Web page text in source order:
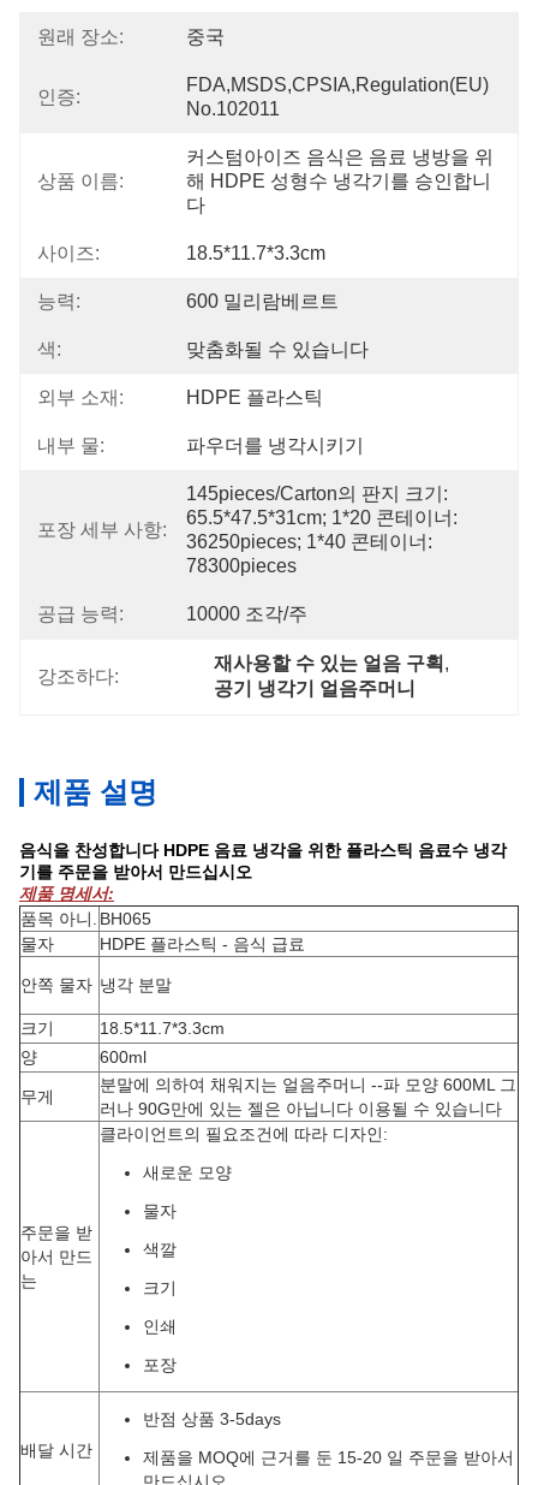
원래 장소: 중국
인증:
FDA,MSDS,CPSIA,Regulation(EU)
No.102011
상품 이름:
커스텀아이즈 음식은 음료 냉방을 위
해 HDPE 성형수 냉각기를 승인합니
다
사이즈: 18.5*11.7*3.3cm
능력: 600 밀리람베르트
색: 맞춤화될 수 있습니다
외부 소재: HDPE 플라스틱
내부 물: 파우더를 냉각시키기
포장 세부 사항:
145pieces/carton의 판지 크기:
65.5*47.5*31cm; 1*20 콘테이너:
36250pieces; 1*40 콘테이너:
78300pieces
공급 능력: 10000 조각/주
강조하다:
재사용할 수 있는 얼음 구획 ,
공기 냉각기 얼음주머니
제품 설명
음식을 찬성합니다 HDPE 음료 냉각을 위한 플라스틱 음료수 냉각
기를 주문을 받아서 만드십시오
제품 명세서:
품목 아니. BH065
물자
HDPE 플라스틱 - 음식 급료
안쪽 물자 냉각 분말
크기
18.5*11.7*3.3cm
양
600ml
무게
분말에 의하여 채워지는 얼음주머니 --파 모양 600ML 그
러나 90G만에 있는 젤은 아닙니다 이용될 수 있습니다
주문을 받
아서 만드
는
클라이언트의 필요조건에 따라 디자인:
새로운 모양
물자
색깔
크기
인쇄
포장
배달 시간
반점 상품 3-5days
제품을 MOQ에 근거를 둔 15-20 일 주문을 받아서